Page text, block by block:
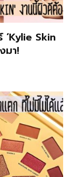
Skin
มา!